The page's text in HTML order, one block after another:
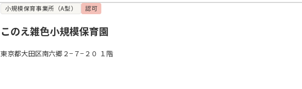
小規模保育事業所（A型） 認可
このえ雑色小規模保育園
東京都大田区南六郷２−７−２０ １階